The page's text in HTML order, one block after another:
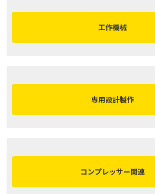
工作機械
専用設計製作
コンプレッサー関連